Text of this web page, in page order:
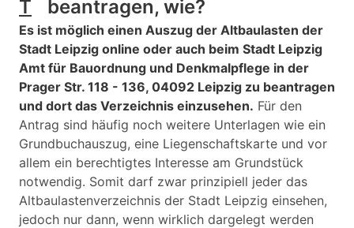
T beantragen, wie?
Es ist möglich einen Auszug der Altbaulasten der
Stadt Leipzig online oder auch beim Stadt Leipzig
Amt für Bauordnung und Denkmalpflege in der
Prager Str. 118 - 136, 04092 Leipzig zu beantragen
und dort das Verzeichnis einzusehen. Für den
Antrag sind häufig noch weitere Unterlagen wie ein
Grundbuchauszug, eine Liegenschaftskarte und vor
allem ein berechtigtes Interesse am Grundstück
notwendig. Somit darf zwar prinzipiell jeder das
Altbaulastenverzeichnis der Stadt Leipzig einsehen,
jedoch nur dann, wenn wirklich dargelegt werden